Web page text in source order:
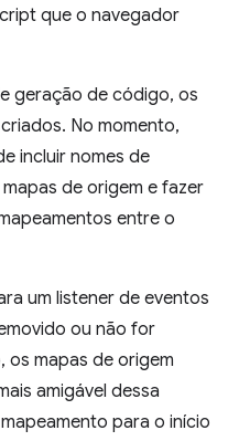
que o navegador
geração de código, os
No momento,
incluir nomes de
de origem e fazer
entre o
um listener de eventos
ou não for
os mapas de origem
amigável dessa
para o início